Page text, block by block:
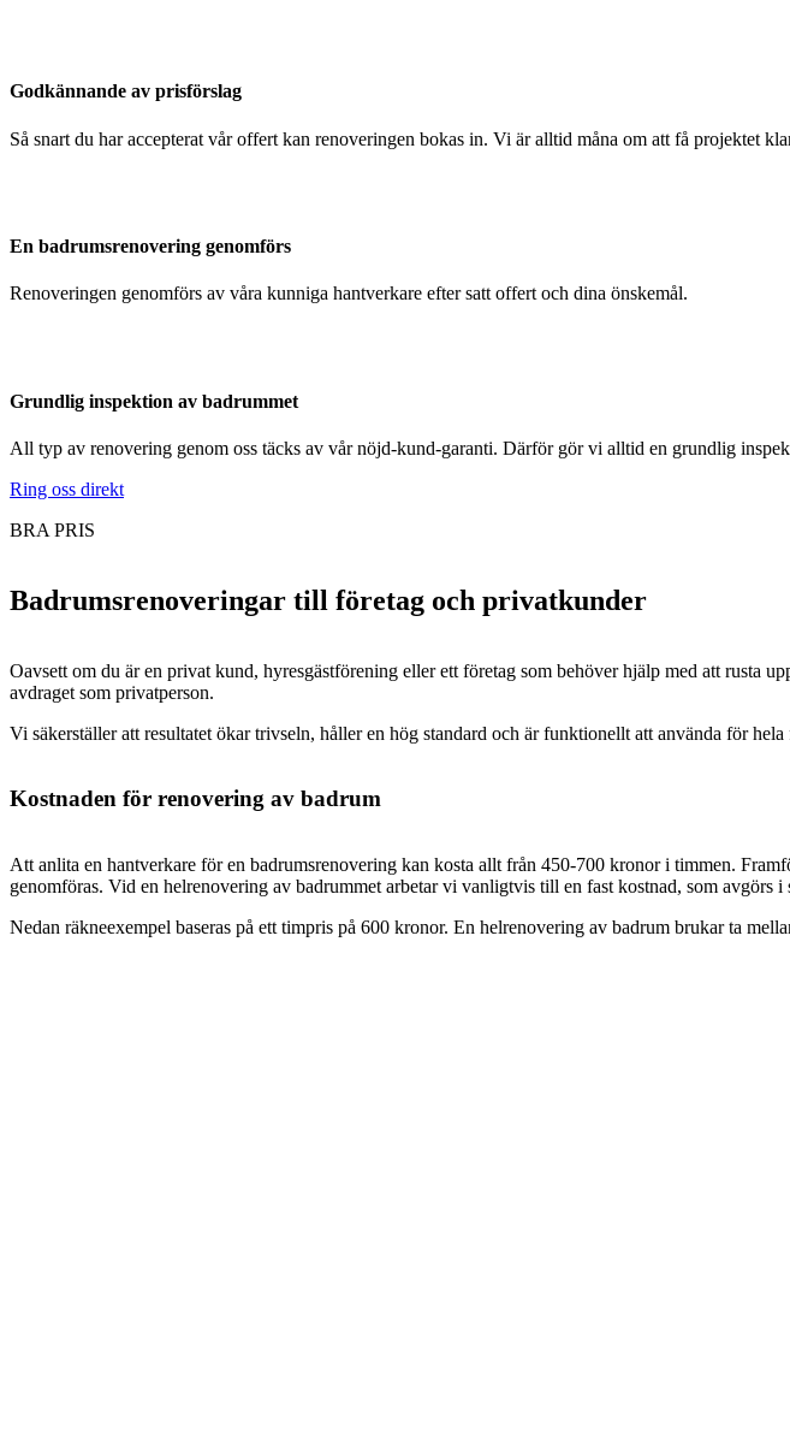
Godkännande av prisförslag
Så snart du har accepterat vår offert kan renoveringen bokas in. Vi är alltid måna om att få projektet
En badrumsrenovering genomförs
Renoveringen genomförs av våra kunniga hantverkare efter satt offert och dina önskemål.
Grundlig inspektion av badrummet
All typ av renovering genom oss täcks av vår nöjd-kund-garanti. Därför gör vi alltid en grundlig
Ring oss direkt
Badrumsrenoveringar till företag och privatkunder
Oavsett om du är en privat kund, hyresgästförening eller ett företag som behöver hjälp med att rusta
avdraget som privatperson.
Vi säkerställer att resultatet ökar trivseln, håller en hög standard och är funktionellt att använda för
BRA PRIS
Kostnaden för renovering av badrum
Att anlita en hantverkare för en badrumsrenovering kan kosta allt från 450-700 kronor i timmen.
genomföras. Vid en helrenovering av badrummet arbetar vi vanligtvis till en fast kostnad, som avgörs
Nedan räkneexempel baseras på ett timpris på 600 kronor. En helrenovering av badrum brukar ta